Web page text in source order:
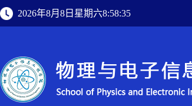
2026年8月8日星期六8:58:35